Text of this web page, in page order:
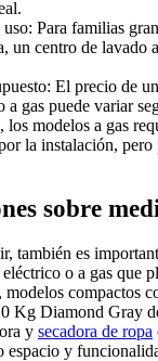
Para familias
un centro de lavado
El precio de
a gas puede variar
los modelos a gas
la instalación, pero
sobre
también es
o a gas que
modelos compactos
Kg Diamond Gray
y secadora de ropa
espacio y